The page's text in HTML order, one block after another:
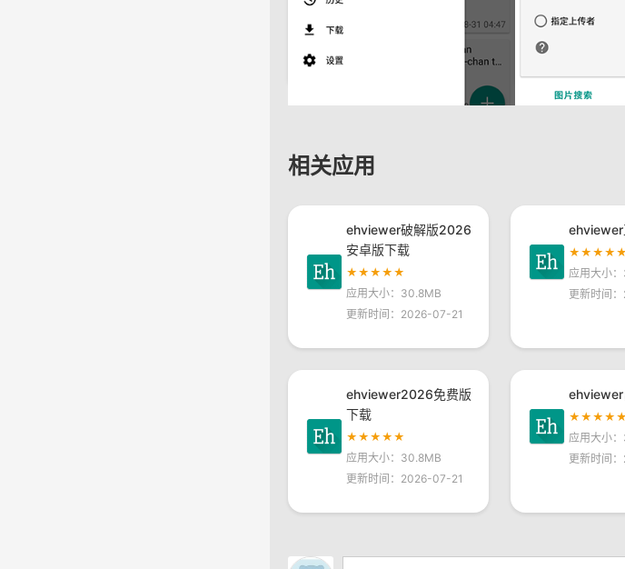
相关应用
ehviewer破解版2026
安卓版下载
★★★★★
应用大小：30.8MB
更新时间：2026-07-21
ehviewer
★★★★★
应用大小
更新时间
ehviewer2026免费版
下载
★★★★★
应用大小：30.8MB
更新时间：2026-07-21
★★★★★
应用大小
更新时间